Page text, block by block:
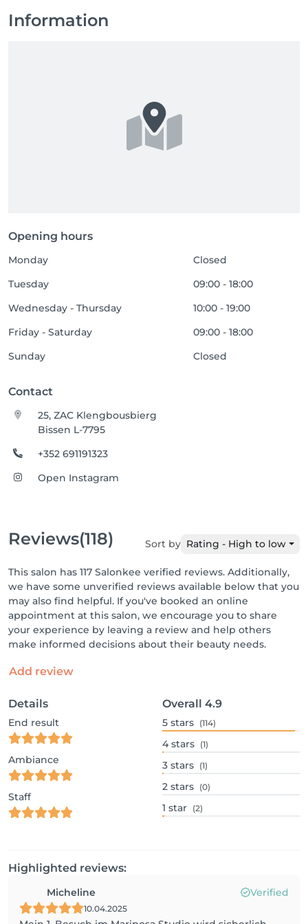
Information
Opening hours
Monday
Closed
Tuesday
09:00 - 18:00
Wednesday - Thursday
10:00 - 19:00
Friday - Saturday
09:00 - 18:00
Sunday
Closed
Contact
25, ZAC Klengbousbierg
Bissen L-7795
+352 691191323
Open Instagram
Reviews(118) Sort by Rating - High to low
This salon has 117 Salonkee verified reviews. Additionally,
we have some unverified reviews available below that you
may also find helpful. If you've booked an online
appointment at this salon, we encourage you to share
your experience by leaving a review and help others
make informed decisions about their beauty needs.
Add review
Details
End result
Ambiance
Staff
Overall 4.9
5 stars (114)
4 stars (1)
3 stars (1)
2 stars (0)
1 star (2)
Highlighted reviews:
Micheline Verified
10.04.2025